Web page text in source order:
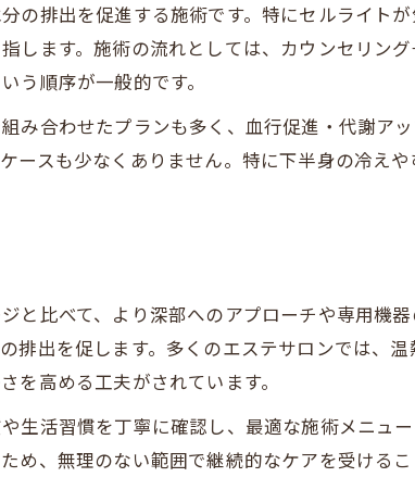
る巡りの変化と持続性
対策の最新トレンド解説
ンパマッサージがおすすめの理由
強いリンパマッサージの魅力
で肌質がなめらかに変化
肌のなめらかさへの道
変化を実感できる理由
で受けられる体験コース紹介
の排出を促進する施術です。特にセルライト
します。施術の流れとしては、カウンセリ
順序が一般的です。
み合わせたプランも多く、血行促進・代謝ア
ースも少なくありません。特に下半身の冷え
比べて、より深部へのアプローチや専用機
出を促します。多くのエステサロンでは、
高める工夫がされています。
活習慣を丁寧に確認し、最適な施術メニュ
め、無理のない範囲で継続的なケアを受ける